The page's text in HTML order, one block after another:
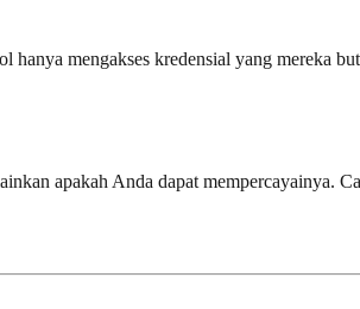
mengakses kredensial yang mereka
apakah Anda dapat mempercayainya.